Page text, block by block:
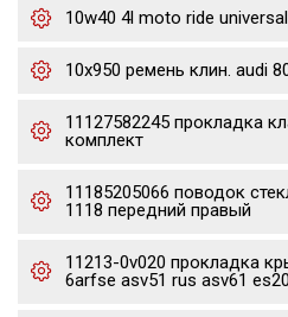
10w40 4l moto ride
10x950 ремень клин. audi
11127582245 прокладка
комплект
11185205066 поводок
1118 передний правый
11213-0v020 прокладка
6arfse asv51 rus asv61